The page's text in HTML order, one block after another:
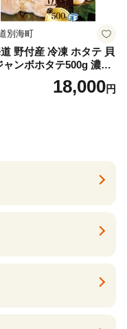
別海町
野付産 冷凍 ホタテ 貝
ャンボホタテ500g 濃厚
味と甘み （ほたて ホタ
立 貝柱 ホタテ貝柱 大玉
18,000円